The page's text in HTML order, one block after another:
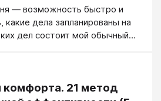
― возможность быстро и
какие дела запланированы на
дел состоит мой обычный
21 метод